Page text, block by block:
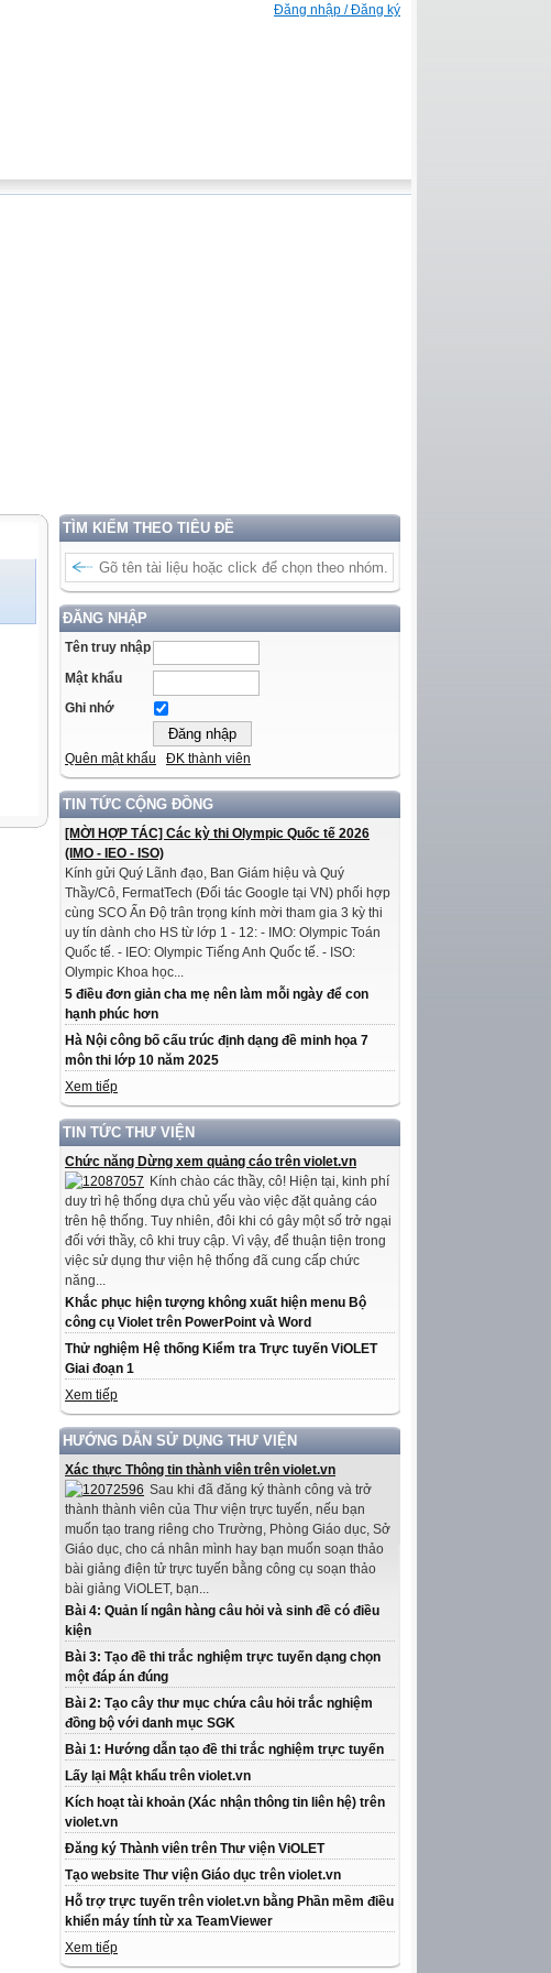
Đăng nhập / Đăng ký
TÌM KIẾM THEO TIÊU ĐỀ
ĐĂNG NHẬP
Tên truy nhập
Mật khẩu
Ghi nhớ
Quên mật khẩu ĐK thành viên
TIN TỨC CỘNG ĐỒNG
[MỜI HỢP TÁC] Các kỳ thi Olympic Quốc tế 2026
(IMO - IEO - ISO)
Kính gửi Quý Lãnh đạo, Ban Giám hiệu và Quý
Thầy/Cô, FermatTech (Đối tác Google tại VN) phối hợp
cùng SCO Ấn Độ trân trọng kính mời tham gia 3 kỳ thi
uy tín dành cho HS từ lớp 1 - 12: - IMO: Olympic Toán
Quốc tế. - IEO: Olympic Tiếng Anh Quốc tế. - ISO:
Olympic Khoa học...
5 điều đơn giản cha mẹ nên làm mỗi ngày để con
hạnh phúc hơn
Hà Nội công bố cấu trúc định dạng đề minh họa 7
môn thi lớp 10 năm 2025
Xem tiếp
TIN TỨC THƯ VIỆN
Chức năng Dừng xem quảng cáo trên violet.vn
Kính chào các thầy, cô! Hiện tại, kinh phí
duy trì hệ thống dựa chủ yếu vào việc đặt quảng cáo
trên hệ thống. Tuy nhiên, đôi khi có gây một số trở ngại
đối với thầy, cô khi truy cập. Vì vậy, để thuận tiện trong
việc sử dụng thư viện hệ thống đã cung cấp chức
năng...
Khắc phục hiện tượng không xuất hiện menu Bộ
công cụ Violet trên PowerPoint và Word
Thử nghiệm Hệ thống Kiểm tra Trực tuyến ViOLET
Giai đoạn 1
Xem tiếp
HƯỚNG DẪN SỬ DỤNG THƯ VIỆN
Xác thực Thông tin thành viên trên violet.vn
Sau khi đã đăng ký thành công và trở
thành thành viên của Thư viện trực tuyến, nếu bạn
muốn tạo trang riêng cho Trường, Phòng Giáo dục, Sở
Giáo dục, cho cá nhân mình hay bạn muốn soạn thảo
bài giảng điện tử trực tuyến bằng công cụ soạn thảo
bài giảng ViOLET, bạn...
Bài 4: Quản lí ngân hàng câu hỏi và sinh đề có điều
kiện
Bài 3: Tạo đề thi trắc nghiệm trực tuyến dạng chọn
một đáp án đúng
Bài 2: Tạo cây thư mục chứa câu hỏi trắc nghiệm
đồng bộ với danh mục SGK
Bài 1: Hướng dẫn tạo đề thi trắc nghiệm trực tuyến
Lấy lại Mật khẩu trên violet.vn
Kích hoạt tài khoản (Xác nhận thông tin liên hệ) trên
violet.vn
Đăng ký Thành viên trên Thư viện ViOLET
Tạo website Thư viện Giáo dục trên violet.vn
Hỗ trợ trực tuyến trên violet.vn bằng Phần mềm điều
khiển máy tính từ xa TeamViewer
Xem tiếp